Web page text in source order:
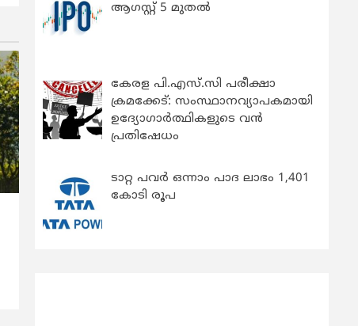
ആഗസ്റ്റ് 5 മുതൽ
കേരള പി.എസ്.സി പരീക്ഷാ
ക്രമക്കേട്: സംസ്ഥാനവ്യാപകമായി
ഉദ്യോഗാര്‍ത്ഥികളുടെ വന്‍
പ്രതിഷേധം
ടാറ്റ പവർ ഒന്നാം പാദ ലാഭം 1,401
കോടി രൂപ